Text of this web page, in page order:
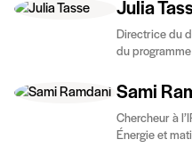
Julia
Directrice du
du
Sami
Chercheur à
Énergie et